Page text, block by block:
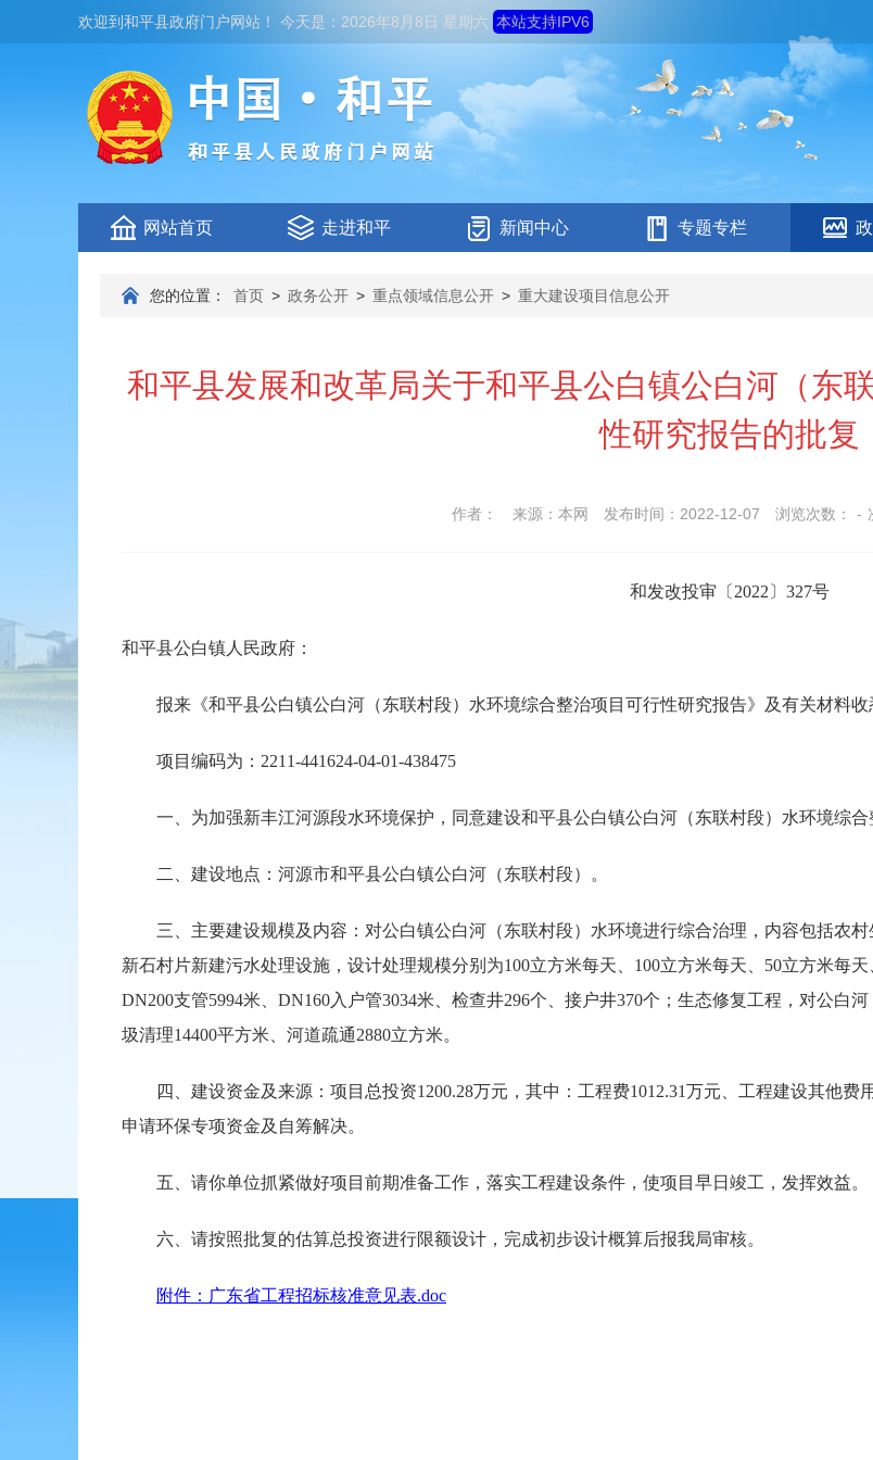
欢迎到和平县政府门户网站 ！ 今天是： 2026年8月8日 星期六 本站支持IPV6
网站首页 走进和平 新闻中心 专题专栏
您的位置： 首页 > 政务公开 > 重点领域信息公开 > 重大建设项目信息公开
和平县发展和改革局关于和平县公白镇公白河（东
性研究报告的批复
作者： 来源：本网 发布时间：2022-12-07 浏览次数： -
和发改投审〔2022〕327号
和平县公白镇人民政府：
报来《和平县公白镇公白河（东联村段）水环境综合整治项目可行性研究报告》及有关材料收
项目编码为：2211-441624-04-01-438475
一、为加强新丰江河源段水环境保护，同意建设和平县公白镇公白河（东联村段）水环境综合
二、建设地点：河源市和平县公白镇公白河（东联村段）。
三、主要建设规模及内容：对公白镇公白河（东联村段）水环境进行综合治理，内容包括农村
新石村片新建污水处理设施，设计处理规模分别为100立方米每天、100立方米每天、50立方米每
DN200支管5994米、DN160入户管3034米、检查井296个、接户井370个；生态修复工程，对公白
圾清理14400平方米、河道疏通2880立方米。
四、建设资金及来源：项目总投资1200.28万元，其中：工程费1012.31万元、工程建设其他费
申请环保专项资金及自筹解决。
五、请你单位抓紧做好项目前期准备工作，落实工程建设条件，使项目早日竣工，发挥效益。
六、请按照批复的估算总投资进行限额设计，完成初步设计概算后报我局审核。
附件：广东省工程招标核准意见表.doc